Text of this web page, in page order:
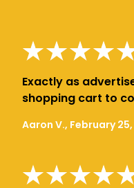
Exactly as
shopping cart to
Aaron V., February